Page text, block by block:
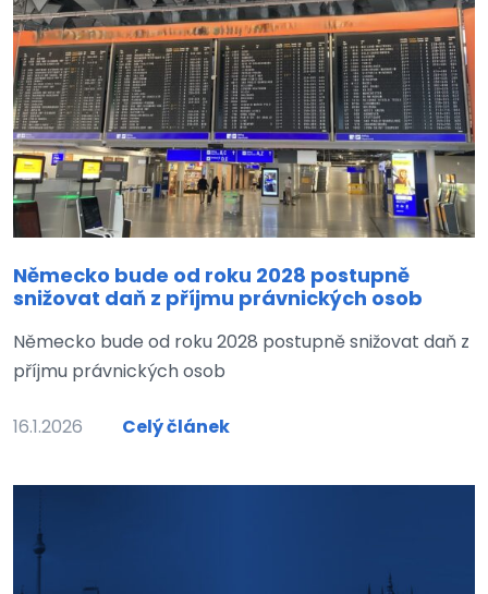
Německo bude od roku 2028 postupně
snižovat daň z příjmu právnických osob
Německo bude od roku 2028 postupně snižovat daň z
příjmu právnických osob
16.1.2026 Celý článek